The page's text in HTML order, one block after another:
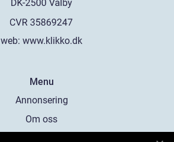
web: www.klikko.dk
Menu
Annonsering
Om oss